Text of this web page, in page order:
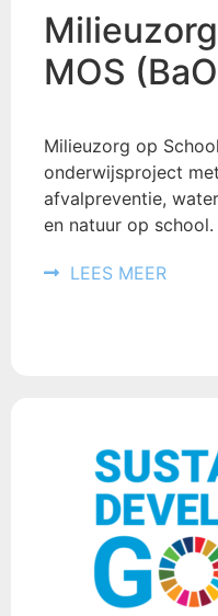
MOS
Milieuzorg op
onderwijsproject
afvalpreventie,
en natuur op school.
LEES MEER